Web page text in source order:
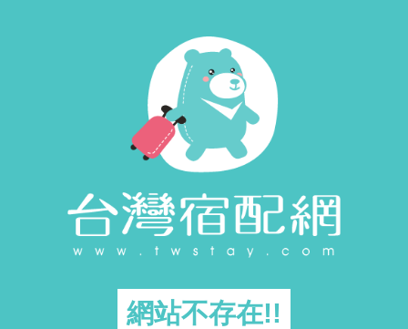
網站不存在!!